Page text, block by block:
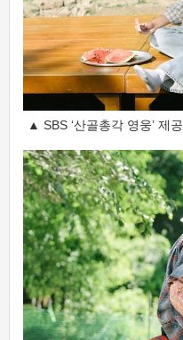
▲ SBS ‘산골총각 영웅’ 제공